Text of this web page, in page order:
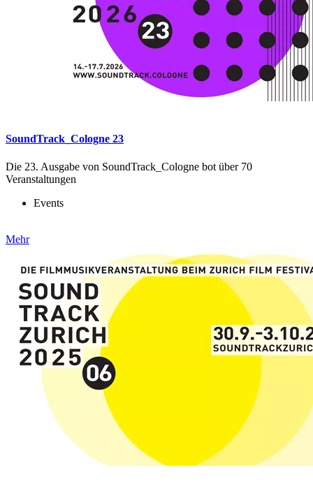
SoundTrack_Cologne 23
Die 23. Ausgabe von SoundTrack_Cologne bot über 70
Veranstaltungen
Events
Mehr